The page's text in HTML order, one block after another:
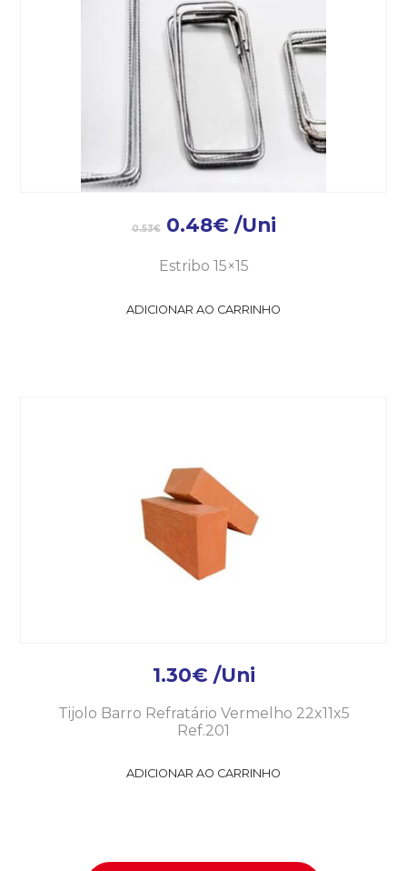
0.53€ 0.48€ /Uni
Estribo 15×15
ADICIONAR AO CARRINHO
1.30€ /Uni
Tijolo Barro Refratário Vermelho 22x11x5
Ref.201
ADICIONAR AO CARRINHO